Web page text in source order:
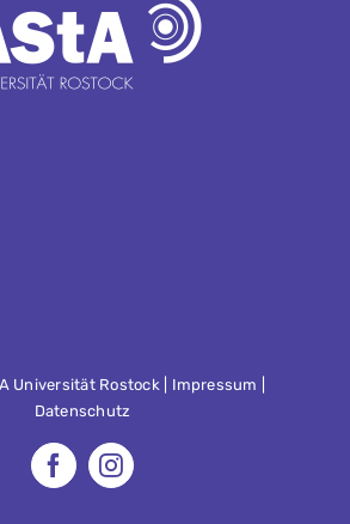
Universität Rostock | Impressum
Datenschutz
FacebookInstagram